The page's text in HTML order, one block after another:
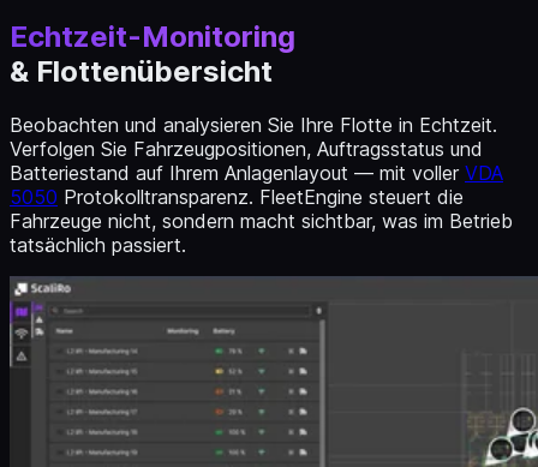
Echtzeit-Monitoring
& Flottenübersicht
Beobachten und analysieren Sie Ihre Flotte in Echtzeit.
Verfolgen Sie Fahrzeugpositionen, Auftragsstatus und
Batteriestand auf Ihrem Anlagenlayout — mit voller VDA
5050 Protokolltransparenz. FleetEngine steuert die
Fahrzeuge nicht, sondern macht sichtbar, was im Betrieb
tatsächlich passiert.